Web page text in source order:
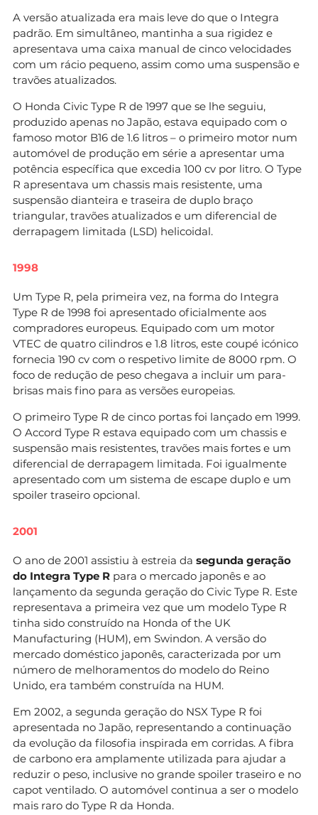
A versão atualizada era mais leve do que o Integra
padrão. Em simultâneo, mantinha a sua rigidez e
apresentava uma caixa manual de cinco velocidades
com um rácio pequeno, assim como uma suspensão e
travões atualizados.
O Honda Civic Type R de 1997 que se lhe seguiu,
produzido apenas no Japão, estava equipado com o
famoso motor B16 de 1.6 litros – o primeiro motor num
automóvel de produção em série a apresentar uma
potência específica que excedia 100 cv por litro. O Type
R apresentava um chassis mais resistente, uma
suspensão dianteira e traseira de duplo braço
triangular, travões atualizados e um diferencial de
derrapagem limitada (LSD) helicoidal.
1998
Um Type R, pela primeira vez, na forma do Integra
Type R de 1998 foi apresentado oficialmente aos
compradores europeus. Equipado com um motor
VTEC de quatro cilindros e 1.8 litros, este coupé icónico
fornecia 190 cv com o respetivo limite de 8000 rpm. O
foco de redução de peso chegava a incluir um para-
brisas mais fino para as versões europeias.
O primeiro Type R de cinco portas foi lançado em 1999.
O Accord Type R estava equipado com um chassis e
suspensão mais resistentes, travões mais fortes e um
diferencial de derrapagem limitada. Foi igualmente
apresentado com um sistema de escape duplo e um
spoiler traseiro opcional.
2001
O ano de 2001 assistiu à estreia da segunda geração
do Integra Type R para o mercado japonês e ao
lançamento da segunda geração do Civic Type R. Este
representava a primeira vez que um modelo Type R
tinha sido construído na Honda of the UK
Manufacturing (HUM), em Swindon. A versão do
mercado doméstico japonês, caracterizada por um
número de melhoramentos do modelo do Reino
Unido, era também construída na HUM.
Em 2002, a segunda geração do NSX Type R foi
apresentada no Japão, representando a continuação
da evolução da filosofia inspirada em corridas. A fibra
de carbono era amplamente utilizada para ajudar a
reduzir o peso, inclusive no grande spoiler traseiro e no
capot ventilado. O automóvel continua a ser o modelo
mais raro do Type R da Honda.